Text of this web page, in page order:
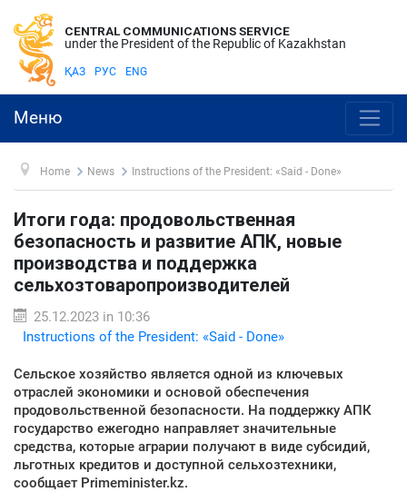
CENTRAL COMMUNICATIONS SERVICE
under the President of the Republic of Kazakhstan
ҚАЗ РУС ENG
Меню
Home News Instructions of the President: «Said - Done»
Итоги года: продовольственная
безопасность и развитие АПК, новые
производства и поддержка
сельхозтоваропроизводителей
25.12.2023 in 10:36
Instructions of the President: «Said - Done»
Сельское хозяйство является одной из ключевых
отраслей экономики и основой обеспечения
продовольственной безопасности. На поддержку АПК
государство ежегодно направляет значительные
средства, которые аграрии получают в виде субсидий,
льготных кредитов и доступной сельхозтехники,
сообщает Primeminister.kz.